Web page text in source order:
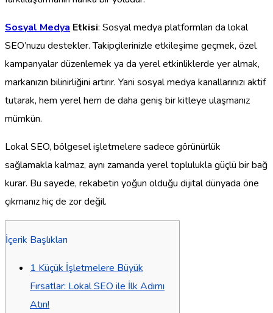
Sosyal Medya Etkisi: Sosyal medya platformları da lokal
SEO’nuzu destekler. Takipçilerinizle etkileşime geçmek, özel
kampanyalar düzenlemek ya da yerel etkinliklerde yer almak,
markanızın bilinirliğini artırır. Yani sosyal medya kanallarınızı aktif
tutarak, hem yerel hem de daha geniş bir kitleye ulaşmanız
mümkün.
Lokal SEO, bölgesel işletmelere sadece görünürlük
sağlamakla kalmaz, aynı zamanda yerel toplulukla güçlü bir bağ
kurar. Bu sayede, rekabetin yoğun olduğu dijital dünyada öne
çıkmanız hiç de zor değil.
İçerik Başlıkları
1 Küçük İşletmelere Büyük
Fırsatlar: Lokal SEO ile İlk Adımı
Atın!